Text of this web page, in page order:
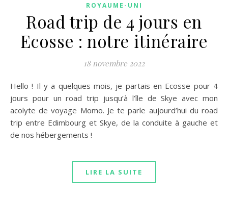
ROYAUME-UNI
Road trip de 4 jours en
Ecosse : notre itinéraire
18 novembre 2022
Hello ! Il y a quelques mois, je partais en Ecosse pour 4
jours pour un road trip jusqu’à l’île de Skye avec mon
acolyte de voyage Momo. Je te parle aujourd’hui du road
trip entre Edimbourg et Skye, de la conduite à gauche et
de nos hébergements !
LIRE LA SUITE